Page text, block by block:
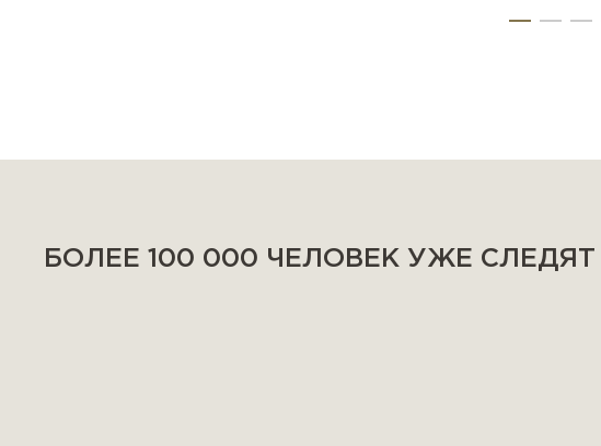
БОЛЕЕ 100 000 ЧЕЛОВЕК УЖЕ